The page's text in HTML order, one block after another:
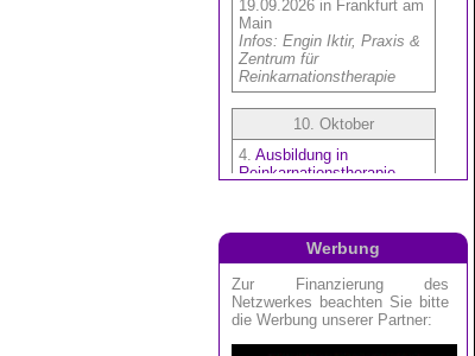
Werbung